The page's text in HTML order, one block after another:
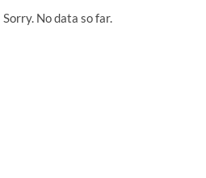
Sorry. No data so far.